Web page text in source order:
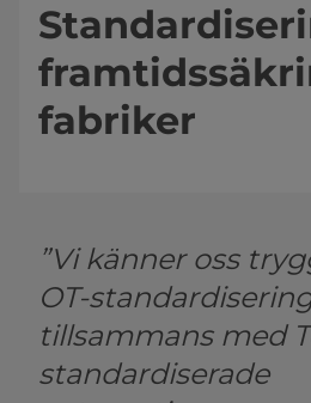
fabriker
”Vi känner oss
OT-
tillsammans med
standardiserade